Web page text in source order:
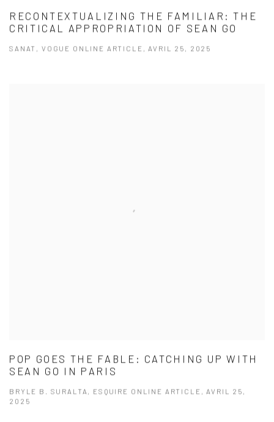
RECONTEXTUALIZING THE FAMILIAR: THE
CRITICAL APPROPRIATION OF SEAN GO
SANAT, VOGUE ONLINE ARTICLE, AVRIL 25, 2025
POP GOES THE FABLE: CATCHING UP WITH
SEAN GO IN PARIS
BRYLE B. SURALTA, ESQUIRE ONLINE ARTICLE, AVRIL 25,
2025